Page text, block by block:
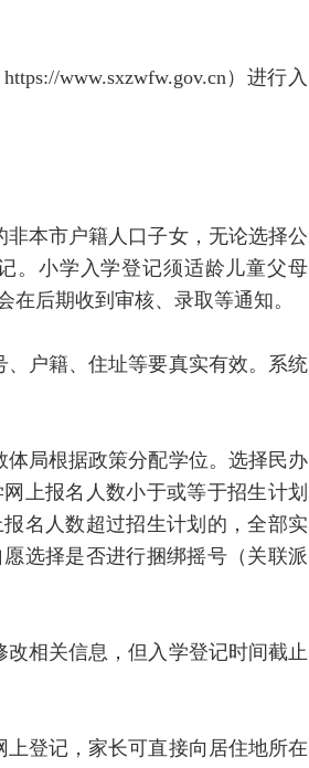
https://www.sxzwfw.gov.cn）进行入
本市户籍人口子女，无论选择公
。小学入学登记须适龄儿童父母
在后期收到审核、录取等通知。
户籍、住址等要真实有效。系统
局根据政策分配学位。选择民办
上报名人数小于或等于招生计划
名人数超过招生计划的，全部实
选择是否进行捆绑摇号（关联派
相关信息，但入学登记时间截止
登记，家长可直接向居住地所在